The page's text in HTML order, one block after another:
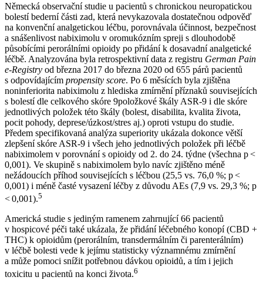
Německá observační studie u pacientů s chronickou neuropatickou
bolestí bederní části zad, která nevykazovala dostatečnou odpověď
na konvenční analgetickou léčbu, porovnávala účinnost, bezpečnost
a snášenlivost nabiximolu v oromukózním spreji s dlouhodobě
působícími perorálními opioidy po přidání k dosavadní analgetické
léčbě. Analyzována byla retrospektivní data z registru German Pain
e-Registry od března 2017 do března 2020 od 655 párů pacientů
s odpovídajícím propensity score. Po 6 měsících byla zjištěna
noninferiorita nabiximolu z hlediska zmírnění příznaků souvisejících
s bolestí dle celkového skóre 9položkové škály ASR-9 i dle skóre
jednotlivých položek této škály (bolest, disabilita, kvalita života,
pocit pohody, deprese/úzkost/stres aj.) oproti vstupu do studie.
Předem specifikovaná analýza superiority ukázala dokonce větší
zlepšení skóre ASR-9 i všech jeho jednotlivých položek při léčbě
nabiximolem v porovnání s opioidy od 2. do 24. týdne (všechna p <
0,001). Ve skupině s nabiximolem bylo navíc zjištěno méně
nežádoucích příhod souvisejících s léčbou (25,5 vs. 76,0 %; p <
0,001) i méně časté vysazení léčby z důvodu AEs (7,9 vs. 29,3 %; p
< 0,001).5
Americká studie s jediným ramenem zahrnující 66 pacientů
v hospicové péči také ukázala, že přidání léčebného konopí (CBD +
THC) k opioidům (perorálním, transdermálním či parenterálním)
v léčbě bolesti vede k jejímu statisticky významnému zmírnění
a může pomoci snížit potřebnou dávkou opioidů, a tím i jejich
toxicitu u pacientů na konci života.6